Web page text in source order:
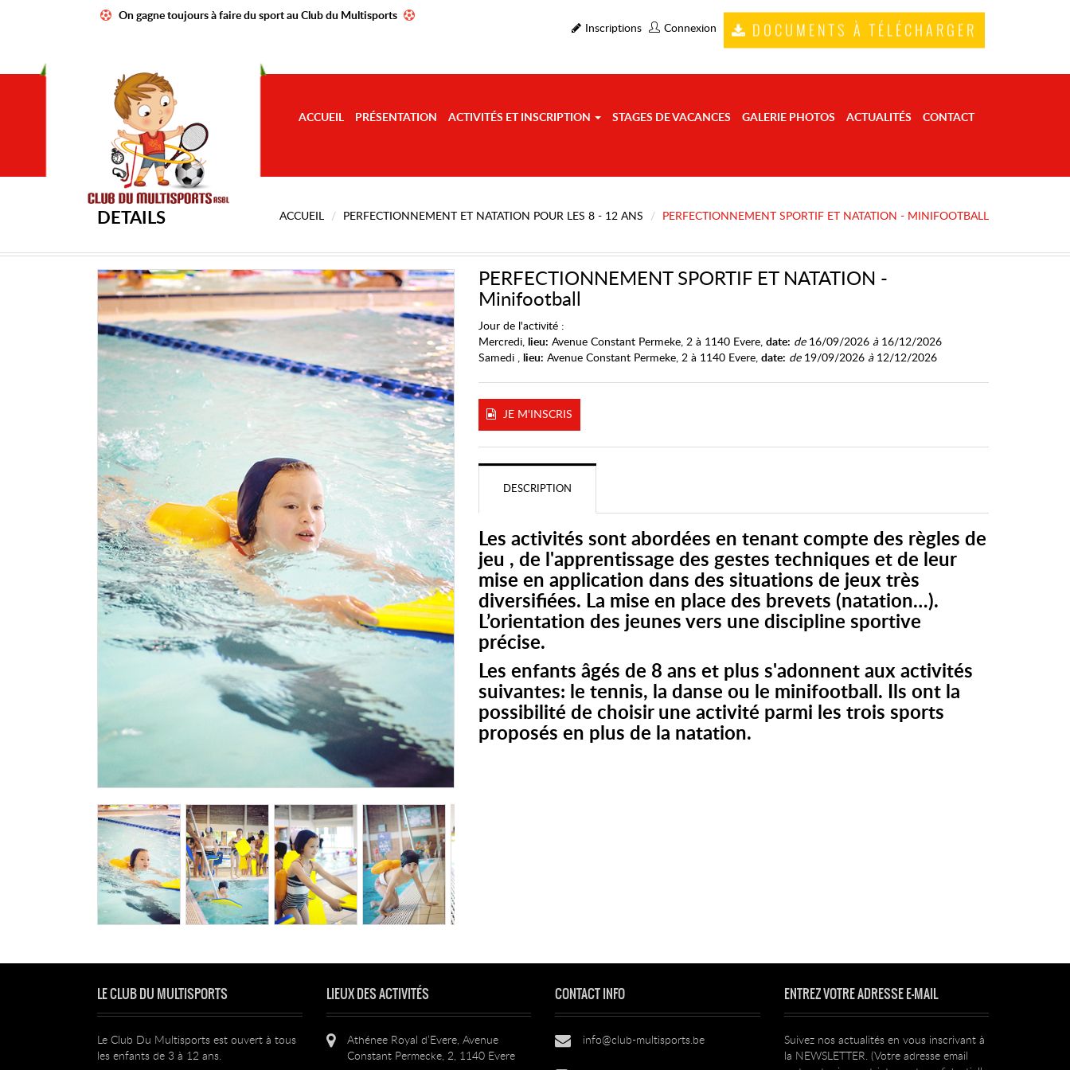
On gagne toujours à faire du sport au Club du Multisports
Inscriptions
Connexion DOCUMENTS À TÉLÉCHARGER
ACCUEIL PRÉSENTATION ACTIVITÉS ET INSCRIPTION STAGES DE VACANCES GALERIE PHOTOS ACTUALITÉS CONTACT
DÉTAILS ACCUEIL PERFECTIONNEMENT ET NATATION POUR LES 8 - 12 ANS PERFECTIONNEMENT SPORTIF ET NATATION - MINIFOOTBALL
PERFECTIONNEMENT SPORTIF ET NATATION -
Minifootball
Jour de l'activité :
Mercredi, lieu: Avenue Constant Permeke, 2 à 1140 Evere,date: de16/09/2026à16/12/2026
Samedi , lieu: Avenue Constant Permeke, 2 à 1140 Evere,date: de19/09/2026à12/12/2026
JE M'INSCRIS
DESCRIPTION
Les activités sont abordées en tenant compte des règles de
jeu , de l'apprentissage des gestes techniques et de leur
mise en application dans des situations de jeux très
diversifiées. La mise en place des brevets (natation…).
L’orientation des jeunes vers une discipline sportive
précise.
Les enfants âgés de 8 ans et plus s'adonnent aux activités
suivantes: le tennis, la danse ou le minifootball. Ils ont la
possibilité de choisir une activité parmi les trois sports
proposés en plus de la natation.
LE CLUB DU MULTISPORTS
Le Club Du Multisports est ouvert à tous
les enfants de 3 à 12 ans.
LIEUX DES ACTIVITÉS
Athénee Royal d’Evere, Avenue
Constant Permecke, 2, 1140 Evere
CONTACT INFO
info@club-multisports.be
ENTREZ VOTRE ADRESSE E-MAIL
Suivez nos actualités en vous inscrivant à
la NEWSLETTER. (Votre adresse email